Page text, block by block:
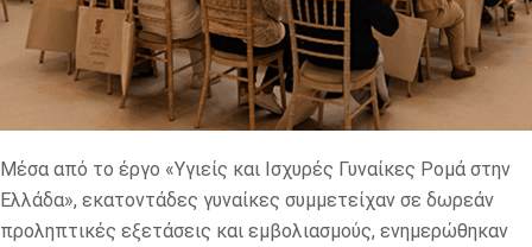
Μέσα από το έργο «Υγιείς και Ισχυρές Γυναίκες Ρομά στην
Ελλάδα», εκατοντάδες γυναίκες συμμετείχαν σε δωρεάν
προληπτικές εξετάσεις και εμβολιασμούς, ενημερώθηκαν